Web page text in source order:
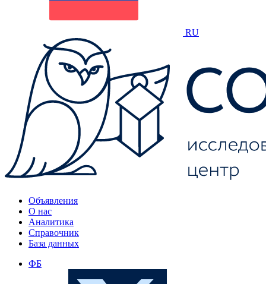
RU
Объявления
О нас
Аналитика
Справочник
База данных
ФБ